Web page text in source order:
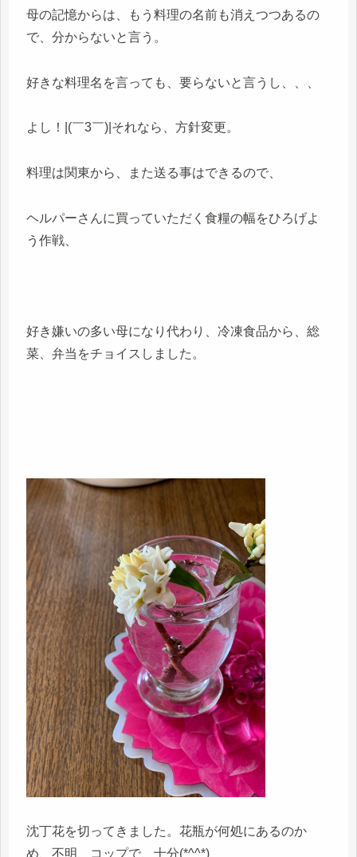
母の記憶からは、もう料理の名前も消えつつあるの
で、分からないと言う。
好きな料理名を言っても、要らないと言うし、、、
よし！|(￣3￣)|それなら、方針変更。
料理は関東から、また送る事はできるので、
ヘルパーさんに買っていただく食糧の幅をひろげよ
う作戦、
好き嫌いの多い母になり代わり、冷凍食品から、総
菜、弁当をチョイスしました。
沈丁花を切ってきました。花瓶が何処にあるのか
め、不明、コップで、十分(*^^*)